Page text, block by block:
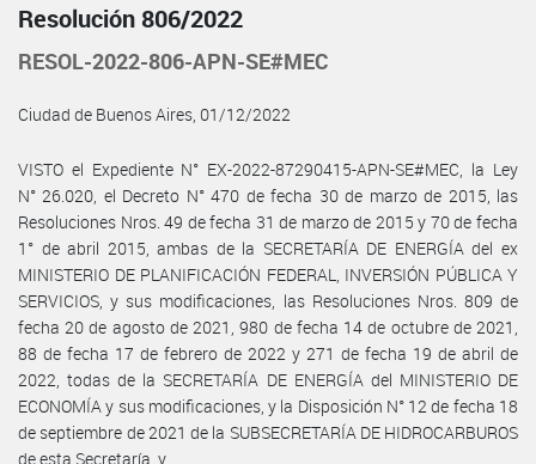
Resolución 806/2022
RESOL-2022-806-APN-SE#MEC
Ciudad de Buenos Aires, 01/12/2022
VISTO el Expediente N° EX-2022-87290415-APN-SE#MEC, la Ley
N° 26.020, el Decreto N° 470 de fecha 30 de marzo de 2015, las
Resoluciones Nros. 49 de fecha 31 de marzo de 2015 y 70 de fecha
1° de abril 2015, ambas de la SECRETARÍA DE ENERGÍA del ex
MINISTERIO DE PLANIFICACIÓN FEDERAL, INVERSIÓN PÚBLICA Y
SERVICIOS, y sus modificaciones, las Resoluciones Nros. 809 de
fecha 20 de agosto de 2021, 980 de fecha 14 de octubre de 2021,
88 de fecha 17 de febrero de 2022 y 271 de fecha 19 de abril de
2022, todas de la SECRETARÍA DE ENERGÍA del MINISTERIO DE
ECONOMÍA y sus modificaciones, y la Disposición N° 12 de fecha 18
de septiembre de 2021 de la SUBSECRETARÍA DE HIDROCARBUROS
de esta Secretaría, y